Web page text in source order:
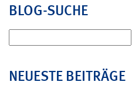
BLOG-SUCHE
nach:
NEUESTE BEITRÄGE